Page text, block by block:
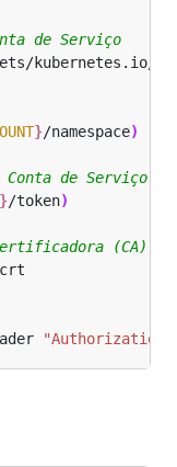
de Serviço
}/namespace)
de Serviço
}/token)
(CA)